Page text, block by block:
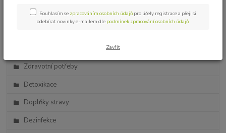
Bio drogerie
Zdravotní potřeby
Detoxikace
Doplňky stravy
Dezinfekce
Souhlasím se zpracováním osobních údajů pro účely registrace a přeji si
odebírat novinky e-mailem dle podmínek zpracování osobních údajů.
Zavřít